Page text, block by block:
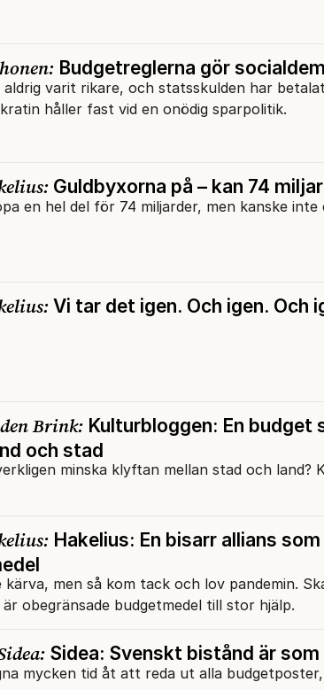
Budgetreglerna gör
aldrig varit rikare, och statsskulden har
håller fast vid en onödig sparpolitik.
Guldbyxorna på – kan 74
en hel del för 74 miljarder, men kanske inte
Vi tar det igen. Och igen. Och
Brink: Kulturbloggen: En budget
och stad
minska klyftan mellan stad och land?
Hakelius: En bisarr allians
kärva, men så kom tack och lov pandemin.
obegränsade budgetmedel till stor hjälp.
Sidea: Svenskt bistånd är
mycken tid åt att reda ut alla budgetposter,